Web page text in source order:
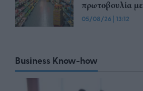
πρωτοβουλία
05/08/26 | 13:12
Business Know-how